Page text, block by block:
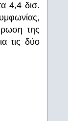
4,4 δισ.
της
τις δύο